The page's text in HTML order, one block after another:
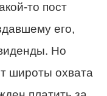
то пост
его,
Но
широты охвата